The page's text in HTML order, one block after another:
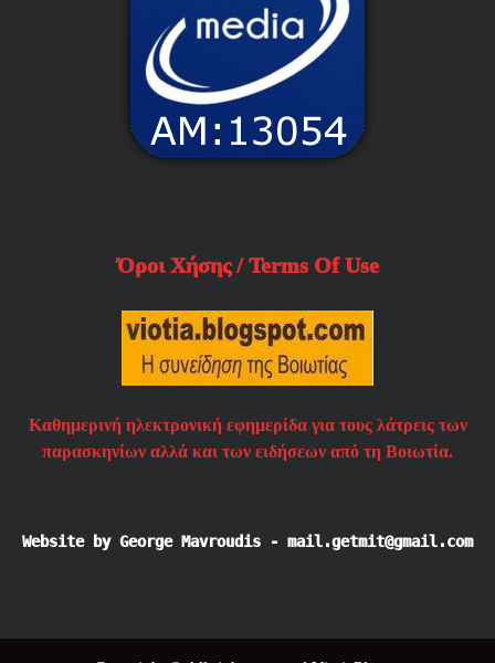
Όροι Χήσης / Terms Of Use
Καθημερινή ηλεκτρονική εφημερίδα για τους λάτρεις των
παρασκηνίων αλλά και των ειδήσεων από τη Βοιωτία.
Website by George Mavroudis - mail.getmit@gmail.com